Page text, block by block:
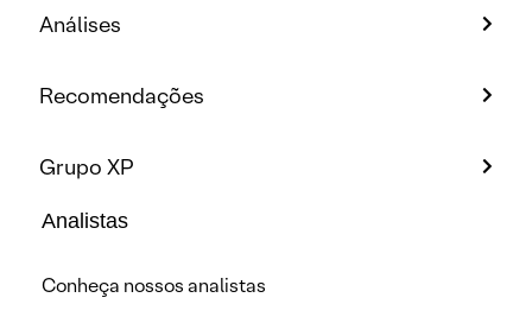
Análises
Recomendações
Grupo XP
Analistas
Conheça nossos analistas